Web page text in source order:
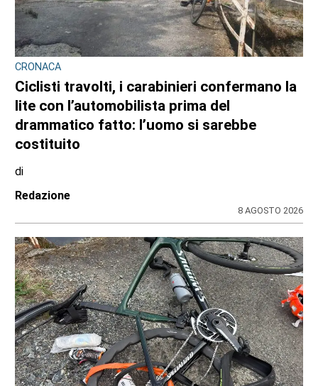
TURISTI IN CARROZZA
Il 9 e il 23 agosto torna il treno storico
Torino-Ceres
di
Gloria Rossatto
8 AGOSTO 2026